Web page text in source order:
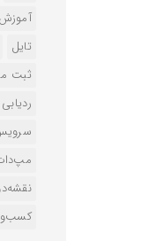
آموزش
تایل
ثبت